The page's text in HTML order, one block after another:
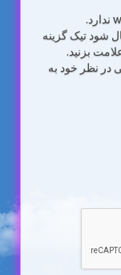
شود تیک گزینه
بزنید.
در نظر خود به